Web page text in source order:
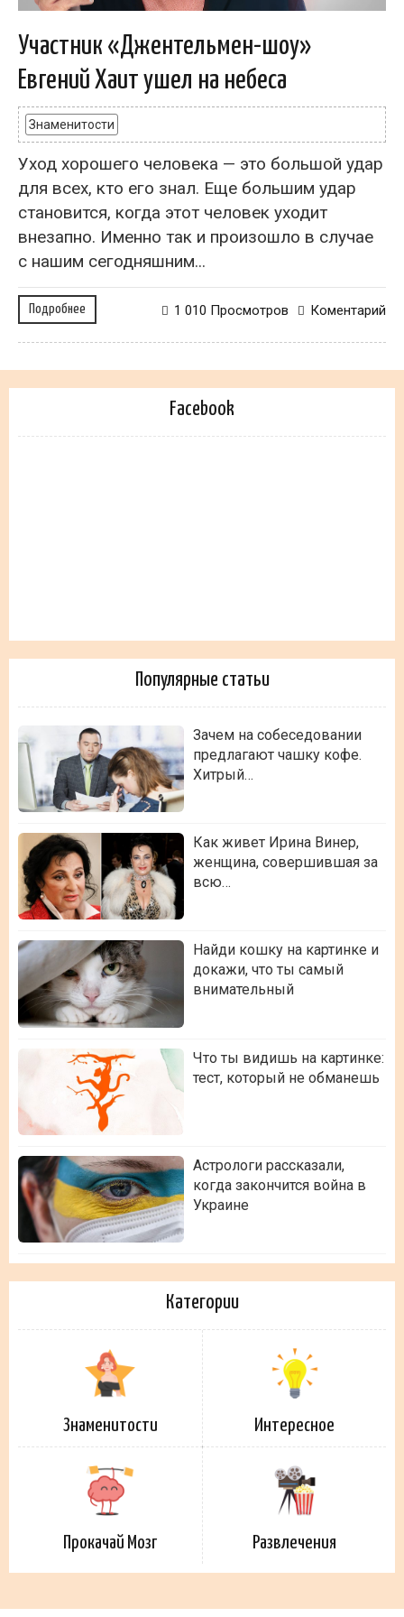
Участник «Джентельмен-шоу»
Евгений Хаит ушел на небеса
Знаменитости
Уход хорошего человека — это большой удар
для всех, кто его знал. Еще большим удар
становится, когда этот человек уходит
внезапно. Именно так и произошло в случае
с нашим сегодняшним...
Подробнее Коментарий
1 010 Просмотров
Facebook
Популярные статьи
Зачем на собеседовании
предлагают чашку кофе.
Хитрый…
Как живет Ирина Винер,
женщина, совершившая за
всю…
Найди кошку на картинке и
докажи, что ты самый
внимательный
Что ты видишь на картинке:
тест, который не обманешь
Астрологи рассказали,
когда закончится война в
Украине
Категории
Знаменитости Интересное
Прокачай Мозг Развлечения